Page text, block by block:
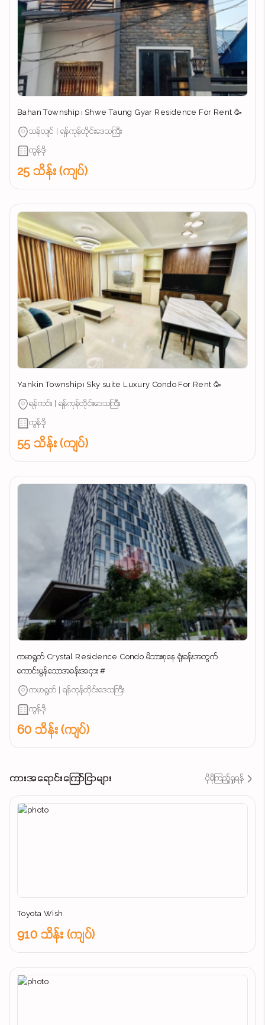
Bahan Township ၊ Shwe Taung Gyar Residence For Rent 🥳
သန်လျင် | ရန်ကုန်တိုင်းဒေသကြီး
ကွန်ဒို
25 သိန်း (ကျပ်)
Yankin Township ၊ Sky suite Luxury Condo For Rent 🥳
ရန်ကင်း | ရန်ကုန်တိုင်းဒေသကြီး
ကွန်ဒို
55 သိန်း (ကျပ်)
ကမာရွတ် Crystal Residence Condo မိသားစုနေ ရုံးခန်းအတွက်
ကောင်းမွန်သောအခန်းအငှား #
ကမာရွတ် | ရန်ကုန်တိုင်းဒေသကြီး
ကွန်ဒို
60 သိန်း (ကျပ်)
ကားအရောင်းကြော်ငြာများ ပိုမိုကြည့်ရှုရန်
Toyota Wish
910 သိန်း (ကျပ်)